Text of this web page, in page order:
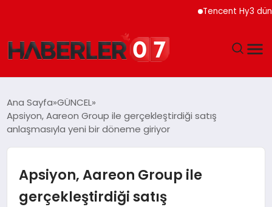
Tencent Hy3 dünya
EKONOMI
SPOR
Ana Sayfa GÜNCEL
Apsiyon, Aareon Group ile gerçekleştirdiği satış
anlaşmasıyla yeni bir döneme giriyor
Apsiyon, Aareon Group ile
gerçekleştirdiği satış